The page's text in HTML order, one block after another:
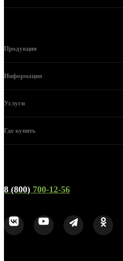
Продукция
Информация
Услуги
Где купить
8 (800) 700-12-56